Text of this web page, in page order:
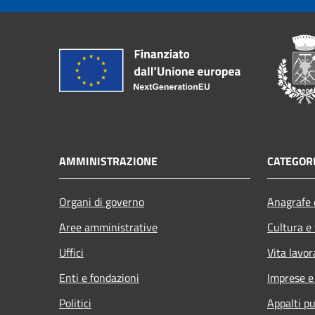
AMMINISTRAZIONE
Organi di governo
Aree amministrative
Uffici
Enti e fondazioni
Politici
Cultura
Vita
Imprese
Appalti